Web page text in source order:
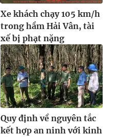
Xe khách chạy 105 km/h
trong hầm Hải Vân, tài
xế bị phạt nặng
Quy định về nguyên tắc
kết hợp an ninh với kinh